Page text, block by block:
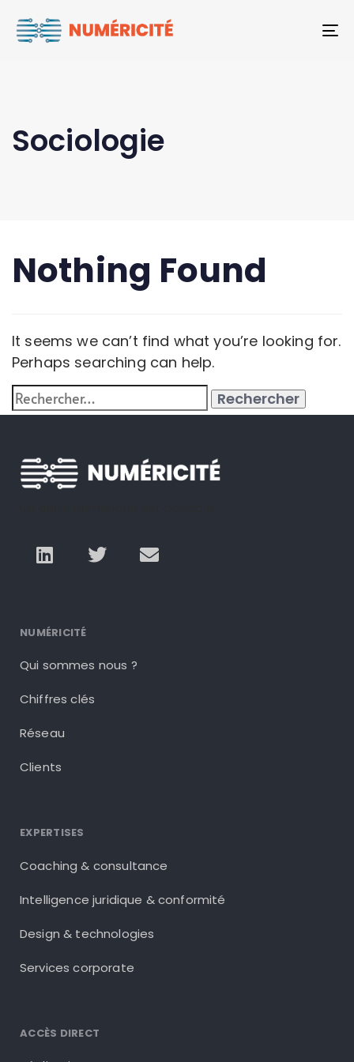
Sociologie
Nothing Found
It seems we can’t find what you’re looking for.
Perhaps searching can help.
NUMÉRICITÉ
Qui sommes nous ?
Chiffres clés
Réseau
Clients
EXPERTISES
Coaching & consultance
Intelligence juridique & conformité
Design & technologies
Services corporate
ACCÈS DIRECT